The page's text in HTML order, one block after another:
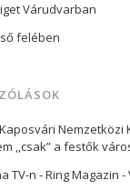
Várudvarban
felében
Nemzetközi
,,csak” a festők
TV-n - Ring Magazin -